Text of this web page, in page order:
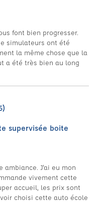
font bien progresser.
simulateurs ont été
la même chose que la
a été très bien au long
supervisée boite
ambiance. J'ai eu mon
vivement cette
accueil, les prix sont
choisi cette auto école